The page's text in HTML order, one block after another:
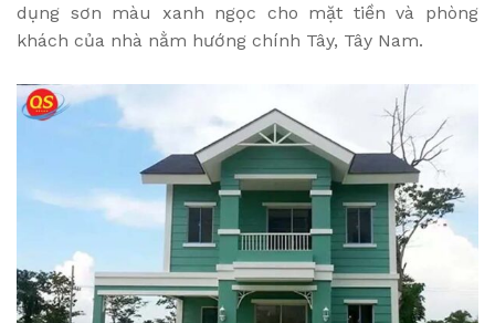
dụng sơn màu xanh ngọc cho mặt tiền và phòng
khách của nhà nằm hướng chính Tây, Tây Nam.